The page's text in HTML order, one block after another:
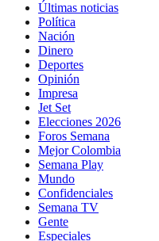
Últimas noticias
Política
Nación
Dinero
Deportes
Opinión
Impresa
Jet Set
Elecciones 2026
Foros Semana
Mejor Colombia
Semana Play
Mundo
Confidenciales
Semana TV
Gente
Especiales